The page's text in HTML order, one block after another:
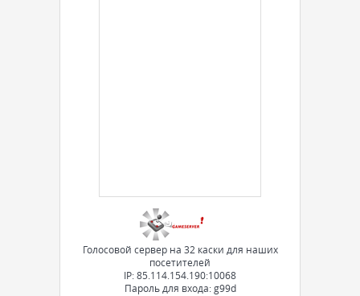
Голосовой сервер на 32 каски для наших
посетителей
IP: 85.114.154.190:10068
Пароль для входа: g99d